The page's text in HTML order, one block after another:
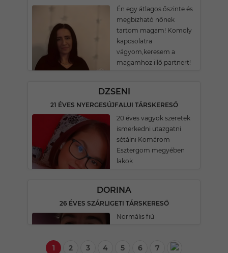
Én egy átlagos őszinte és
megbizható nőnek
tartom magam! Komoly
kapcsolatra
vágyom,keresem a
magamhoz illő partnert!
DZSENI
21 ÉVES NYERGESÚJFALUI TÁRSKERESŐ
20 éves vagyok szeretek
ismerkedni utazgatni
sétálni Komárom
Esztergom megyében
lakok
DORINA
26 ÉVES SZÁRLIGETI TÁRSKERESŐ
Normális fiú
1 2 3 4 5 6 7